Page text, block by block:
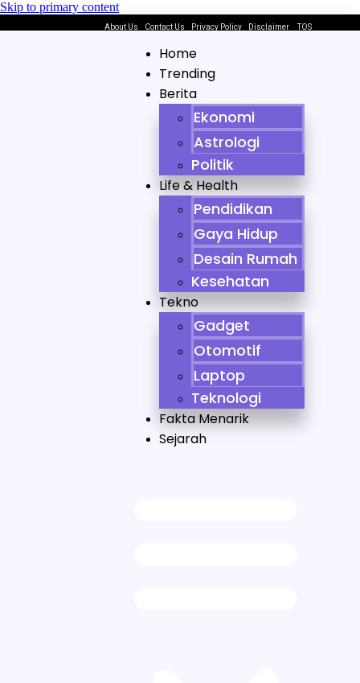
Skip to primary content
About Us Contact Us Privacy Policy DisclaimerTOS
Home
Trending
Berita
Ekonomi
Astrologi
Politik
Life & Health
Pendidikan
Gaya Hidup
Desain Rumah
Kesehatan
Tekno
Gadget
Otomotif
Laptop
Teknologi
Fakta Menarik
Sejarah